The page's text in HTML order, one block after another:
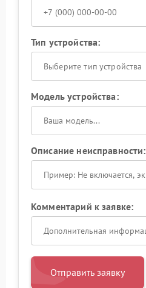
Тип устройства:
Выберите тип устройства
Модель устройства:
Описание неисправности:
Комментарий к заявке:
Отправить заявку